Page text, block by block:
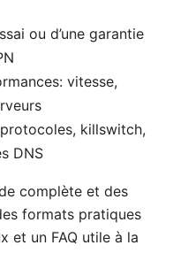
ou d’une garantie
vitesse,
killswitch,
DNS
complète et des
formats pratiques
et un FAQ utile à la